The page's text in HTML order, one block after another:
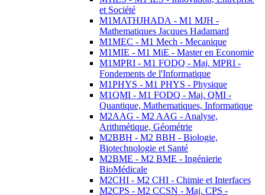
et Société
M1MATHJHADA - M1 MJH -
Mathematiques Jacques Hadamard
M1MEC - M1 Mech - Mecanique
M1MIE - M1 MiE - Master en Economie
M1MPRI - M1 FODQ - Maj. MPRI -
Fondements de l'Informatique
M1PHYS - M1 PHYS - Physique
M1QMI - M1 FODQ - Maj. QMI -
Quantique, Mathematiques, Informatique
M2AAG - M2 AAG - Analyse,
Arithmétique, Géométrie
M2BBH - M2 BBH - Biologie,
Biotechnologie et Santé
M2BME - M2 BME - Ingénierie
BioMédicale
M2CHI - M2 CHI - Chimie et Interfaces
M2CPS - M2 CCSN - Maj. CPS -